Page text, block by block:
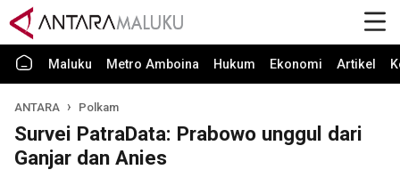
Maluku Metro Amboina Hukum Ekonomi Artikel
ANTARA Polkam
Survei PatraData: Prabowo unggul dari
Ganjar dan Anies